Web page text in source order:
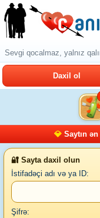
Sevgi qocalmaz, yalnız
Daxil ol
💎 Saytın ən
🔐 Sayta daxil olun
İstifadəçi adı və ya ID:
Şifrə: